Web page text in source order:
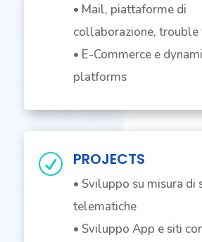
• Mail, piattaforme di
collaborazione, trouble
• E-Commerce e
platforms
R PROJECTS
• Sviluppo su misura di
telematiche
• Sviluppo App e siti